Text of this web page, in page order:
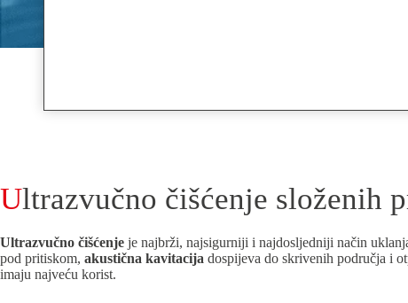
Ultrazvučno čišćenje
Ultrazvučno čišćenje je najbrži, najsigurniji i najdosljedniji način
pod pritiskom, akustična kavitacija dospijeva do skrivenih područja i
imaju najveću korist.